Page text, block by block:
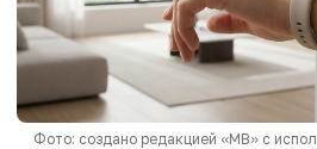
Фото: создано редакцией «МВ» с